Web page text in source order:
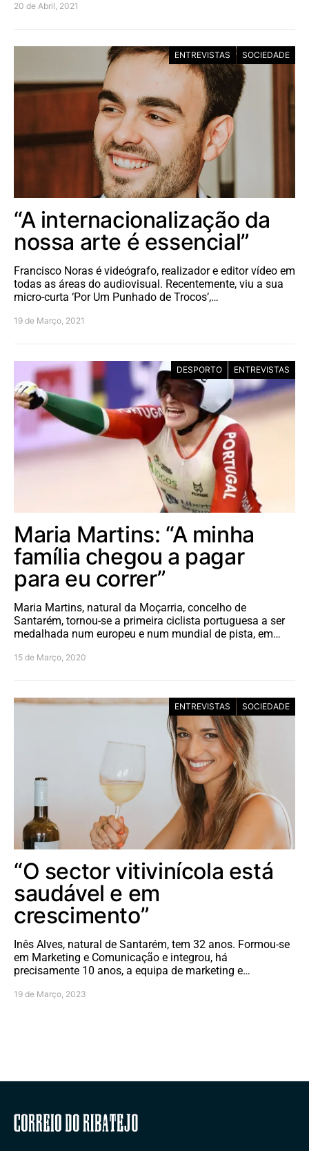
20 de Abril, 2021
ENTREVISTAS SOCIEDADE
“A internacionalização da
nossa arte é essencial”
Francisco Noras é videógrafo, realizador e editor vídeo em
todas as áreas do audiovisual. Recentemente, viu a sua
micro-curta ‘Por Um Punhado de Trocos’,…
19 de Março, 2021
DESPORTO ENTREVISTAS
Maria Martins: “A minha
família chegou a pagar
para eu correr”
Maria Martins, natural da Moçarria, concelho de
Santarém, tornou-se a primeira ciclista portuguesa a ser
medalhada num europeu e num mundial de pista, em…
15 de Março, 2020
ENTREVISTAS SOCIEDADE
“O sector vitivinícola está
saudável e em
crescimento”
Inês Alves, natural de Santarém, tem 32 anos. Formou-se
em Marketing e Comunicação e integrou, há
precisamente 10 anos, a equipa de marketing e…
19 de Março, 2023
Correio do Ribatejo